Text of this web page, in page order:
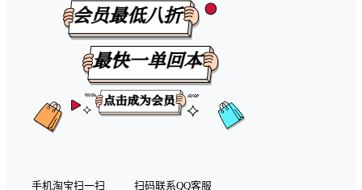
手机淘宝扫一扫 扫码联系QQ客服